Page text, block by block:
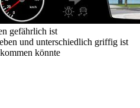
gefährlich ist
und unterschiedlich griffig ist
könnte